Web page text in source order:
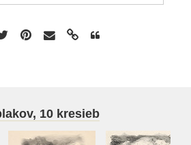
10 kresieb